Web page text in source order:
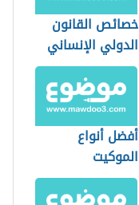
خصائص القانون
الدولي الإنساني
أفضل أنواع
الموكيت